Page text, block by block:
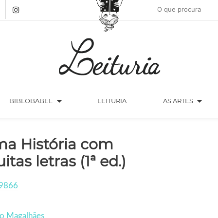
BIBLOBABEL arrow_drop_down LEITURIA AS ARTES arrow_drop_down
História com
letras (1ª ed.)
Magalhães